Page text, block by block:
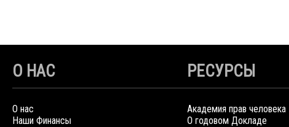
О НАС
О нас
Наши Финансы
РЕСУРСЫ
Академия прав человека
О годовом Докладе